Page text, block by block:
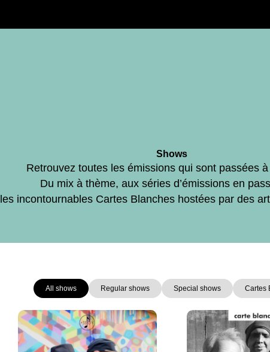
Shows
Retrouvez toutes les émissions qui sont passées à
Du mix à thème, aux séries d’émissions en
les incontournables Cartes Blanches hostées par des
All shows Regular shows Special shows Cartes
PagePagePage Page Page